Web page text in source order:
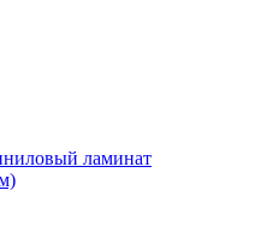
ламинат